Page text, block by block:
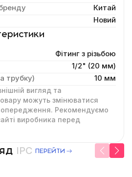
Китай
Новий
Фітинг з різьбою
1/2" (20 мм)
трубку)
10 мм
вигляд та
можуть змінюватися
Рекомендуємо
виробника перед
IPC ПЕРЕЙТИ